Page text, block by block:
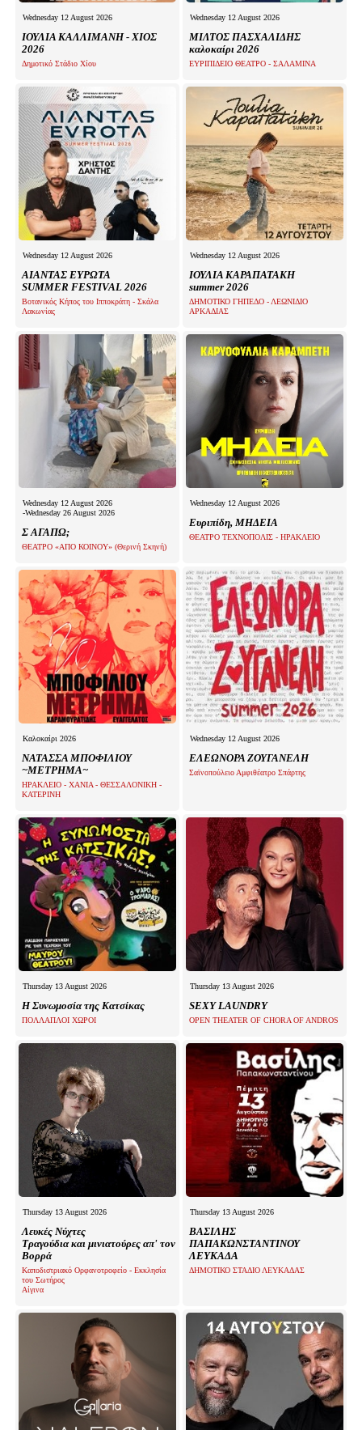
Wednesday 12 August 2026
ΙΟΥΛΙΑ ΚΑΛΛΙΜΑΝΗ - ΧΙΟΣ
2026
Δημοτικό Στάδιο Χίου
Wednesday 12 August 2026
ΜΙΛΤΟΣ ΠΑΣΧΑΛΙΔΗΣ
καλοκαίρι 2026
ΕΥΡΙΠΙΔΕΙΟ ΘΕΑΤΡΟ - ΣΑΛΑΜΙΝΑ
Wednesday 12 August 2026
ΑΙΑΝΤΑΣ ΕΥΡΩΤΑ
SUMMER FESTIVAL 2026
Βοτανικός Κήπος του Ιπποκράτη - Σκάλα
Λακωνίας
Wednesday 12 August 2026
ΙΟΥΛΙΑ ΚΑΡΑΠΑΤΑΚΗ
summer 2026
ΔΗΜΟΤΙΚΟ ΓΗΠΕΔΟ - ΛΕΩΝΙΔΙΟ
ΑΡΚΑΔΙΑΣ
Wednesday 12 August 2026
-Wednesday 26 August 2026
Σ ΑΓΑΠΩ;
ΘΕΑΤΡΟ «ΑΠΟ ΚΟΙΝΟΥ» (Θερινή Σκηνή)
Wednesday 12 August 2026
Ευριπίδη, ΜΗΔΕΙΑ
ΘΕΑΤΡΟ ΤΕΧΝΟΠΟΛΙΣ - ΗΡΑΚΛΕΙΟ
Καλοκαίρι 2026
ΝΑΤΑΣΣΑ ΜΠΟΦΙΛΙΟΥ
~ΜΕΤΡΗΜΑ~
ΗΡΑΚΛΕΙΟ - ΧΑΝΙΑ - ΘΕΣΣΑΛΟΝΙΚΗ -
ΚΑΤΕΡΙΝΗ
Wednesday 12 August 2026
ΕΛΕΩΝΟΡΑ ΖΟΥΓΑΝΕΛΗ
Σαϊνοπούλειο Αμφιθέατρο Σπάρτης
Thursday 13 August 2026
Η Συνωμοσία της Κατσίκας
ΠΟΛΛΑΠΛΟΙ ΧΩΡΟΙ
Thursday 13 August 2026
SEXY LAUNDRY
OPEN THEATER OF CHORA OF ANDROS
Thursday 13 August 2026
Λευκές Νύχτες
Τραγούδια και μινιατούρες απ' τον
Βορρά
Καποδιστριακό Ορφανοτροφείο - Εκκλησία
του Σωτήρος
Αίγινα
Thursday 13 August 2026
ΒΑΣΙΛΗΣ
ΠΑΠΑΚΩΝΣΤΑΝΤΙΝΟΥ
ΛΕΥΚΑΔΑ
ΔΗΜΟΤΙΚΟ ΣΤΑΔΙΟ ΛΕΥΚΑΔΑΣ